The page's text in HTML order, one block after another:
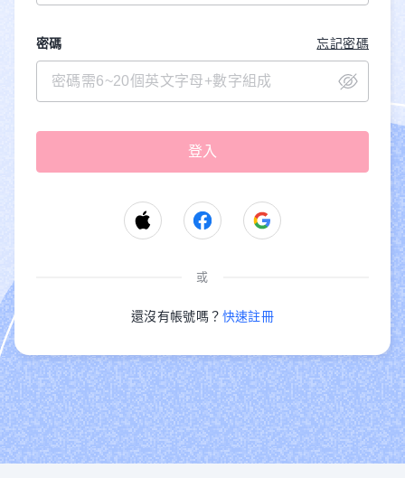
密碼 忘記密碼
或
還沒有帳號嗎？ 快速註冊